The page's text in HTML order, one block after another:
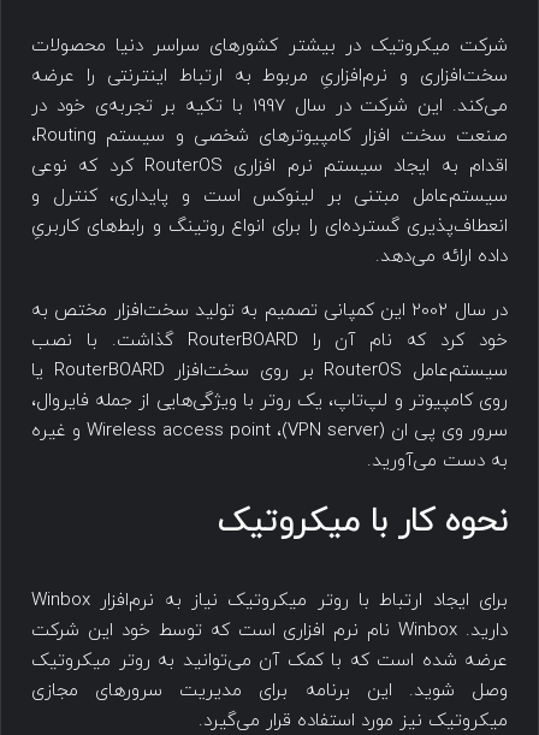
شرکت میکروتیک در بیشتر کشورهای سراسر دنیا محصولات
سخت‌افزاری و نرم‌افزاریِ مربوط به ارتباط اینترنتی را عرضه
می‌کند. این شرکت در سال 1997 با تکیه بر تجربه‌ی خود در
صنعت سخت افزار کامپیوترهای شخصی و سیستم Routing،
اقدام به ایجاد سیستم نرم افزاری RouterOS کرد که نوعی
سیستم‌عامل مبتنی بر لینوکس است و پایداری، کنترل و
انعطاف‌پذیری گسترده‌ای را برای انواع روتینگ و رابط‌های کاربریِ
داده ارائه می‌دهد.
در سال 2002 این کمپانی تصمیم به تولید سخت‌افزار مختص به
خود کرد که نام آن را RouterBOARD گذاشت. با نصب
سیستم‌عامل RouterOS بر روی سخت‌افزار RouterBOARD یا
روی کامپیوتر و لپ‌تاپ، یک روتر با ویژگی‌هایی از جمله فایروال،
سرور وی پی ان ‌(VPN server)، Wireless access point و غیره
به دست می‌آورید.
نحوه کار با میکروتیک
برای ایجاد ارتباط با روتر میکروتیک نیاز به نرم‌افزار Winbox
دارید. Winbox نام نرم افزاری است که توسط خود این شرکت
عرضه شده است که با کمک آن می‌توانید به روتر میکروتیک
وصل شوید. این برنامه برای مدیریت سرورهای مجازی
میکروتیک نیز مورد استفاده قرار می‌گیرد.